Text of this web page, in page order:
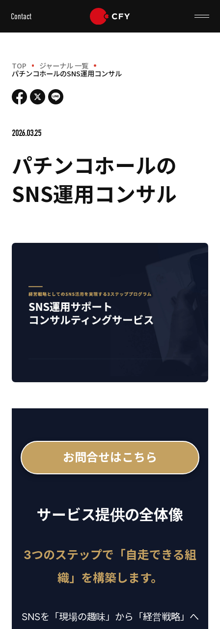
Contact
TOP ジャーナル 一覧
パチンコホールのSNS運用コンサル
2026.03.25
パチンコホールの
SNS運用コンサル
お問合せはこちら
サービス提供の全体像
3つのステップで「自走できる組
織」を構築します。
SNSを「現場の趣味」から「経営戦略」へ